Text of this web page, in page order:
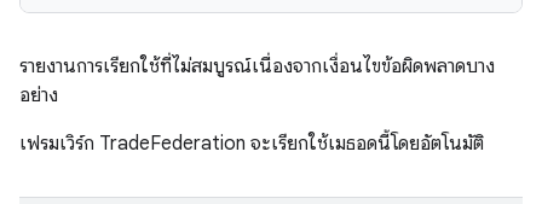
รายงานการเรียกใช้ที่ไม่สมบูรณ์เนื่องจากเงื่อนไขข้อผิดพลาดบาง
อย่าง
เฟรมเวิร์ก TradeFederation จะเรียกใช้เมธอดนี้โดยอัตโนมัติ